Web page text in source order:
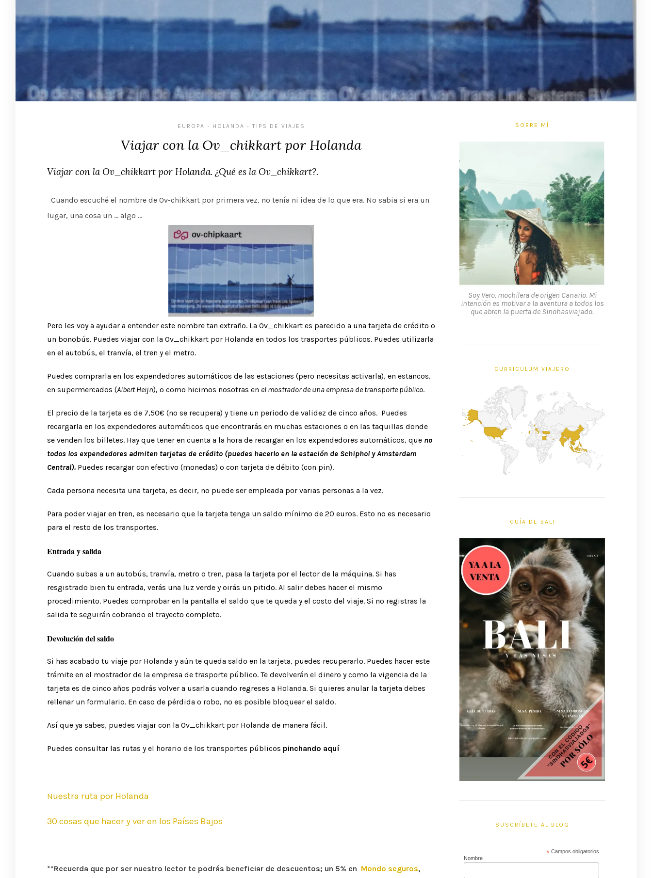
EUROPA • HOLANDA • TIPS DE VIAJES
Viajar con la Ov_chikkart por Holanda
Viajar con la Ov_chikkart por Holanda. ¿Qué es la Ov_chikkart?.
Cuando escuché el nombre de Ov-chikkart por primera vez, no tenía ni idea de lo que era. No sabia si era un
lugar, una cosa un … algo …
Pero les voy a ayudar a entender este nombre tan extraño. La Ov_chikkart es parecido a una tarjeta de crédito o
un bonobús. Puedes viajar con la Ov_chikkart por Holanda en todos los trasportes públicos. Puedes utilizarla
en el autobús, el tranvía, el tren y el metro.
Puedes comprarla en los expendedores automáticos de las estaciones (pero necesitas activarla), en estancos,
en supermercados (Albert Heijn), o como hicimos nosotras en el mostrador de una empresa de transporte público.
El precio de la tarjeta es de 7,50€ (no se recupera) y tiene un periodo de validez de cinco años. Puedes
recargarla en los expendedores automáticos que encontrarás en muchas estaciones o en las taquillas donde
se venden los billetes. Hay que tener en cuenta a la hora de recargar en los expendedores automáticos, que no
todos los expendedores admiten tarjetas de crédito (puedes hacerlo en la estación de Schiphol y Amsterdam
Central). Puedes recargar con efectivo (monedas) o con tarjeta de débito (con pin).
Cada persona necesita una tarjeta, es decir, no puede ser empleada por varias personas a la vez.
Para poder viajar en tren, es necesario que la tarjeta tenga un saldo mínimo de 20 euros. Esto no es necesario
para el resto de los transportes.
Entrada y salida
Cuando subas a un autobús, tranvía, metro o tren, pasa la tarjeta por el lector de la máquina. Si has
resgistrado bien tu entrada, verás una luz verde y oirás un pitido. Al salir debes hacer el mismo
procedimiento. Puedes comprobar en la pantalla el saldo que te queda y el costo del viaje. Si no registras la
salida te seguirán cobrando el trayecto completo.
Devolución del saldo
Si has acabado tu viaje por Holanda y aún te queda saldo en la tarjeta, puedes recuperarlo. Puedes hacer este
trámite en el mostrador de la empresa de trasporte público. Te devolverán el dinero y como la vigencia de la
tarjeta es de cinco años podrás volver a usarla cuando regreses a Holanda. Si quieres anular la tarjeta debes
rellenar un formulario. En caso de pérdida o robo, no es posible bloquear el saldo.
Así que ya sabes, puedes viajar con la Ov_chikkart por Holanda de manera fácil.
Puedes consultar las rutas y el horario de los transportes públicos pinchando aquí
Nuestra ruta por Holanda
30 cosas que hacer y ver en los Países Bajos
**Recuerda que por ser nuestro lector te podrás beneficiar de descuentos; un 5% en Mondo seguros,
SOBRE MÍ
Soy Vero, mochilera de origen Canario. Mi
intención es motivar a la aventura a todos los
que abren la puerta de Sinohasviajado.
CURRICULUM VIAJERO
GUÍA DE BALI
SUSCRÍBETE AL BLOG
* Campos obligatorios
Nombre